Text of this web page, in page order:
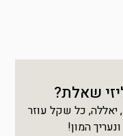
שאלת?
יאללה, כל שקל עוזר
המון!